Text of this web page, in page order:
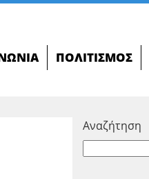
ΠΟΛΙΤΙΣΜΌΣ
Αναζήτηση